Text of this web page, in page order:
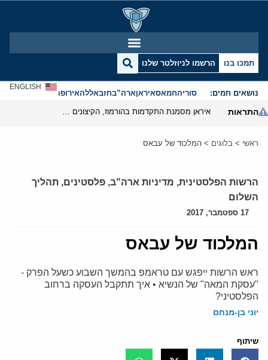
תמכו בנו הרשמו לניוזלטר שלנו
נושאים חמים: סוריהחמאסאיראןארה”בחזבאללהאירופהאנטישמיות
ENGLISH
התראות
ראשי > בלוגים > המלכוד של עבאס
הרשות הפלסטינית, מדיניות ארה"ב, פלסטינים, תהליך
השלום
17 ספטמבר, 2017
המלכוד של עבאס
ראש הרשות ייפגש עם טראמפ בהמשך השבוע כשעל הפרק -
"עסקת המאה" של הנשיא • איך תתקבל העסקה ברחוב
הפלסטיני?
יוני בן-מנחם
שיתוף